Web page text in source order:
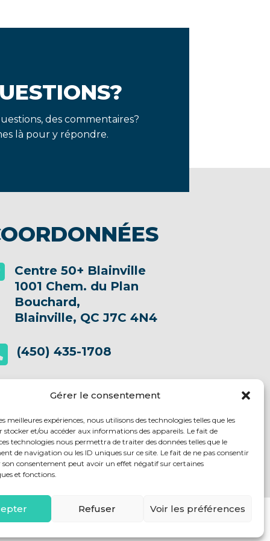
Gérer le consentement
meilleures expériences, nous utilisons des technologies telles que les
stocker et/ou accéder aux informations des appareils. Le fait de
technologies nous permettra de traiter des données telles que le
de navigation ou les ID uniques sur ce site. Le fait de ne pas consentir
son consentement peut avoir un effet négatif sur certaines
et fonctions.
Refuser Voir les préférences
des commentaires?
là pour y répondre.
Centre 50+ Blainville
1001 Chem. du Plan
Bouchard,
Blainville, QC J7C 4N4
(450) 435-1708
info@centre50plusblainville.qc.ca
NOUS SUR
par